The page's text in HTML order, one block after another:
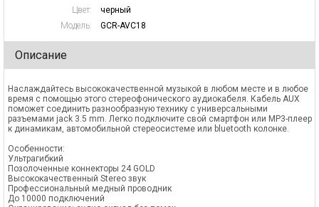
Цвет:
черный
Модель:
GCR-AVC18
Описание
Наслаждайтесь высококачественной музыкой в любом месте и в любое
время с помощью этого стереофонического аудиокабеля. Кабель AUX
поможет соединить разнообразную технику с универсальными
разъемами jack 3.5 mm. Легко подключите свой смартфон или MP3-плеер
к динамикам, автомобильной стереосистеме или bluetooth колонке.
Особенности:
Ультрагибкий
Позолоченные коннекторы 24 GOLD
Высококачественный Stereo звук
Профессиональный медный проводник
До 10000 подключений